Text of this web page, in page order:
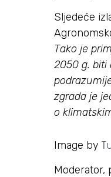
Sljedeće
Tako je
2050 g. biti
zgrada je
o
Image by
Moderator,